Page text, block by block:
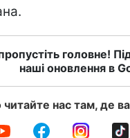
головне!
наші оновлення в
нас там, де